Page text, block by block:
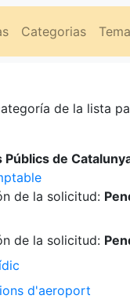
Categorias
de la lista
de
de la solicitud:
de la solicitud:
d'aeroport